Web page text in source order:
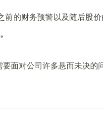
的财务预警以及随后股价
面对公司许多悬而未决的